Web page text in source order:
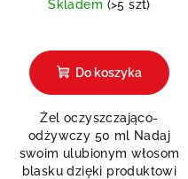
Skladem (>5 szt)
Do koszyka
Żel oczyszczająco-
odżywczy 50 ml Nadaj
swoim ulubionym włosom
blasku dzięki produktowi